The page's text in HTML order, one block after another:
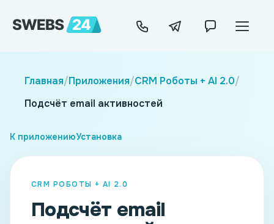
Главная/Приложения/CRM Роботы + AI 2.0/
Подсчёт email активностей
К приложениюУстановка
CRM РОБОТЫ + AI 2.0
Подсчёт email